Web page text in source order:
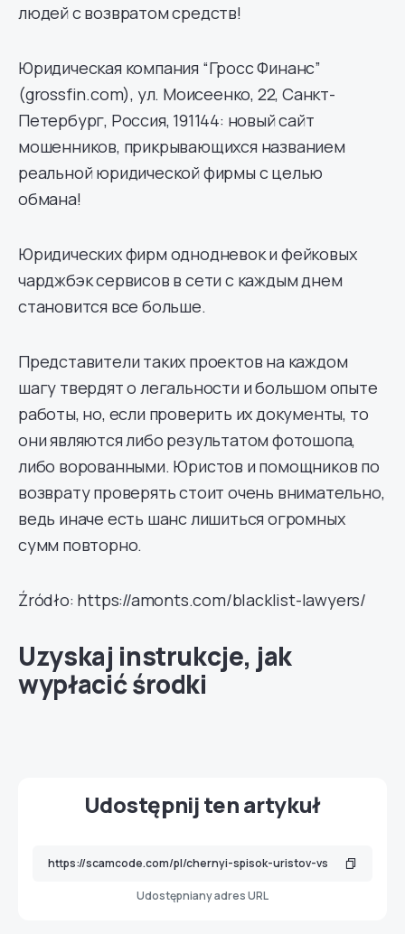
людей с возвратом средств!
Юридическая компания “Гросс Финанс”
(grossfin.com), ул. Моисеенко, 22, Санкт-
Петербург, Россия, 191144: новый сайт
мошенников, прикрывающихся названием
реальной юридической фирмы с целью
обмана!
Юридических фирм однодневок и фейковых
чарджбэк сервисов в сети с каждым днем
становится все больше.
Представители таких проектов на каждом
шагу твердят о легальности и большом опыте
работы, но, если проверить их документы, то
они являются либо результатом фотошопа,
либо ворованными. Юристов и помощников по
возврату проверять стоит очень внимательно,
ведь иначе есть шанс лишиться огромных
сумм повторно.
Źródło: https://amonts.com/blacklist-lawyers/
Uzyskaj instrukcje, jak
wypłacić środki
Udostępnij ten artykuł
Udostępniany adres URL